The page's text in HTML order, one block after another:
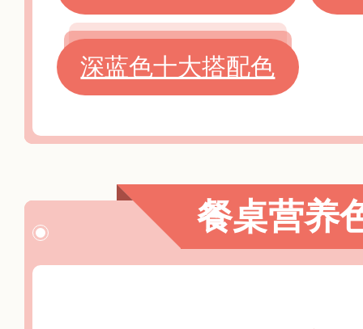
深蓝色十大搭配色
餐桌营养